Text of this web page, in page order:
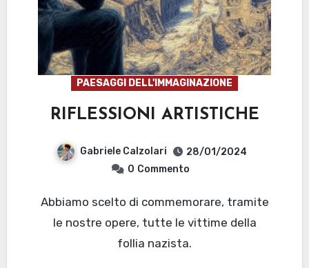
PAESAGGI DELL'IMMAGINAZIONE
RIFLESSIONI ARTISTICHE
Gabriele Calzolari
28/01/2024
0 Commento
Abbiamo scelto di commemorare, tramite
le nostre opere, tutte le vittime della
follia nazista.